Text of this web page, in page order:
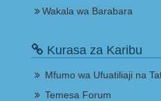
Wakala wa Barabara
Kurasa za Karibu
Mfumo wa Ufuatiliaji na
Temesa Forum